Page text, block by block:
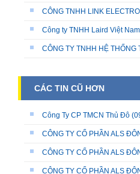
CÔNG TNHH LINK
Công ty TNHH Laird Việt
CÔNG TY TNHH HỆ THỐNG
CÁC TIN CŨ HƠN
Công Ty CP TMCN Thủ Đô
CÔNG TY CỔ PHẦN ALS
CÔNG TY CỔ PHẦN ALS
CÔNG TY CỔ PHẦN ALS